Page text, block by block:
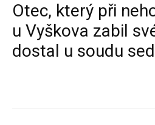
Otec, který při
u Vyškova zabil
dostal u soudu